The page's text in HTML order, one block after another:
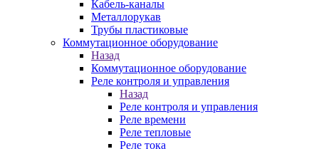
Кабель-каналы
Металлорукав
Трубы пластиковые
Коммутационное оборудование
Назад
Коммутационное оборудование
Реле контроля и управления
Назад
Реле контроля и управления
Реле времени
Реле тепловые
Реле тока